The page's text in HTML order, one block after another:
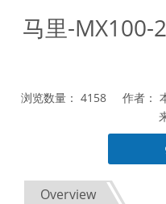
马里-MX100-
浏览数量： 4158 作者：
来
Overview